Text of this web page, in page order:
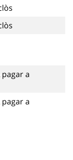
pagar a
pagar a